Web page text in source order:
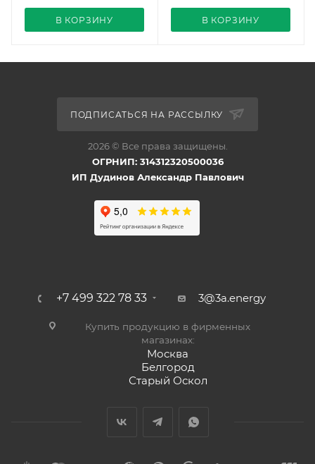
В КОРЗИНУ В КОРЗИНУ
ПОДПИСАТЬСЯ НА РАССЫЛКУ
2026 © Все права защищены.
ОГРНИП: 314312320500036
ИП Дудинов Александр Павлович
+7 499 322 78 33 3@3a.energy
Купить продукцию в фирменных
магазинах:
Москва
Белгород
Старый Оскол